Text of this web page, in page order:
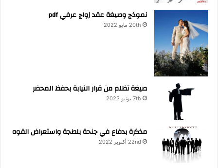
نموذج وصيغة عقد زواج عرفي pdf
20th مايو 2022
صيغة تظلم من قرار النيابة بحفظ المحضر
7th يونيو 2023
مذكرة بدفاع في جنحة بلطجة واستعراض القوه
22nd أكتوبر 2022